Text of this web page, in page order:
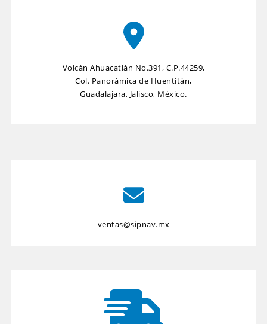
Volcán Ahuacatlán No.391, C.P.44259,
Col. Panorámica de Huentitán,
Guadalajara, Jalisco, México.
ventas@sipnav.mx